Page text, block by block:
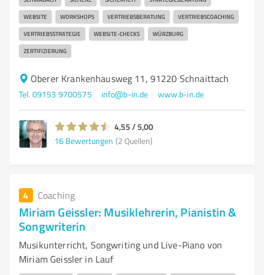
WEBSITE WORKSHOPS VERTRIEBSBERATUNG VERTRIEBSCOACHING
VERTRIEBSSTRATEGIE WEBSITE-CHECKS WÜRZBURG
ZERTIFIZIERUNG
Oberer Krankenhausweg 11, 91220 Schnaittach
Tel. 09153 9700575 info@b-in.de www.b-in.de
4,55 / 5,00
16 Bewertungen (2 Quellen)
4 Coaching
Miriam Geissler: Musiklehrerin, Pianistin &
Songwriterin
Musikunterricht, Songwriting und Live-Piano von
Miriam Geissler in Lauf